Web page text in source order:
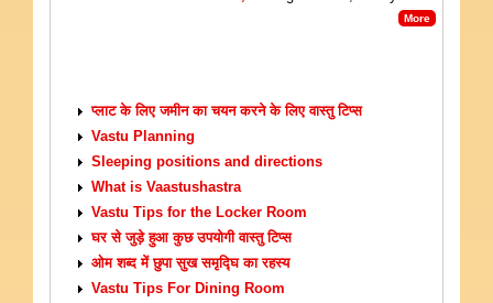
More
प्लाट के लिए जमीन का चयन करने के लिए वास्तु टिप्स
Vastu Planning
Sleeping positions and directions
What is Vaastushastra
Vastu Tips for the Locker Room
घर से जुड़े हुआ कुछ उपयोगी वास्तु टिप्स
ओम शब्द में छुपा सुख समृद्घि का रहस्य
Vastu Tips For Dining Room